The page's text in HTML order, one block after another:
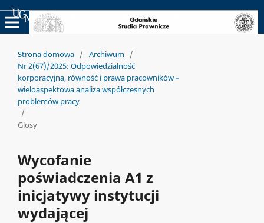
Uniwersyteckie Czasopisma Naukowe
Strona domowa / Archiwum /
Nr 2(67)/2025: Odpowiedzialność
korporacyjna, równość i prawa pracowników –
wieloaspektowa analiza współczesnych
problemów pracy
/
Glosy
Wycofanie
poświadczenia A1 z
inicjatywy instytucji
wydającej